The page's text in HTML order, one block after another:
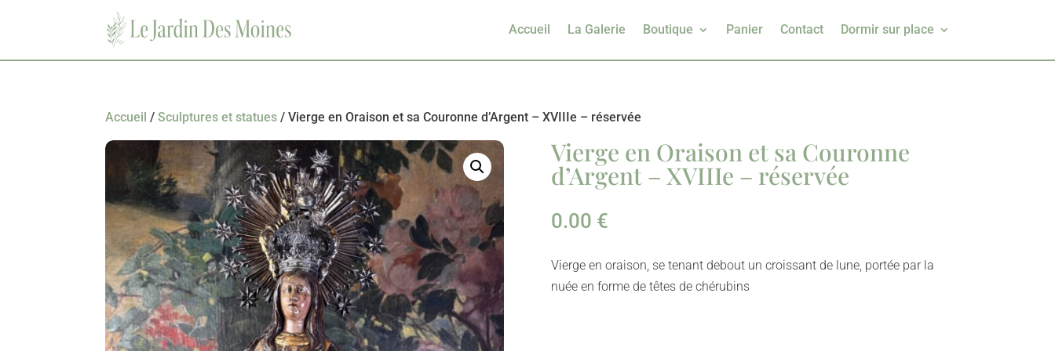
Accueil La Galerie Boutique Panier Contact Dormir sur place
Accueil /Sculptures et statues / Vierge en Oraison et sa Couronne d’Argent – XVIIIe – réservée
Vierge en Oraison et sa Couronne
d’Argent – XVIIIe – réservée
0.00 €
Vierge en oraison, se tenant debout un croissant de lune, portée par la
nuée en forme de têtes de chérubins